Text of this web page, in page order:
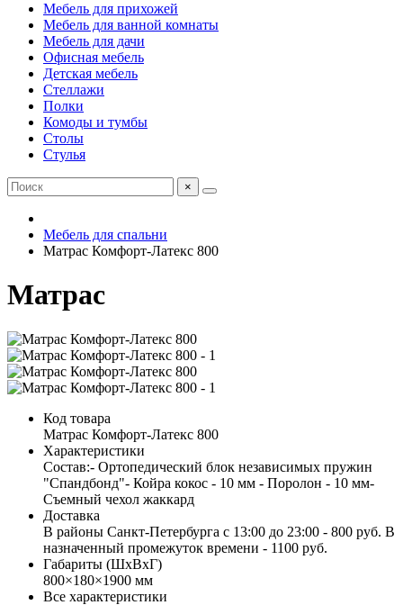
Мебель для прихожей
Мебель для ванной комнаты
Мебель для дачи
Офисная мебель
Детская мебель
Стеллажи
Полки
Комоды и тумбы
Столы
Стулья
×
Мебель для спальни
Матрас Комфорт-Латекс 800
Матрас
Код товара
Матрас Комфорт-Латекс 800
Характеристики
Состав:- Ортопедический блок независимых пружин
"Спандбонд"- Койра кокос - 10 мм - Поролон - 10 мм-
Съемный чехол жаккард
Доставка
В районы Санкт-Петербурга с 13:00 до 23:00 - 800 руб. В
назначенный промежуток времени - 1100 руб.
Габариты (ШхВхГ)
800×180×1900 мм
Все характеристики